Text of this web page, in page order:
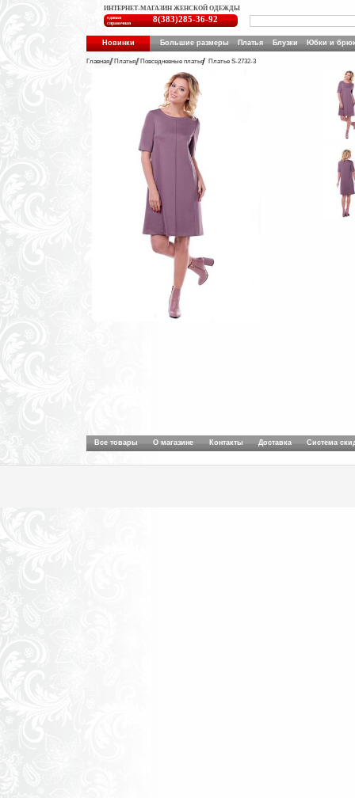
ИНТЕРНЕТ-МАГАЗИН ЖЕНСКОЙ ОДЕЖДЫ
единая
справочная
8(383)285-36-92
Новинки Большие размеры Платья Блузки Юбки и
Главная Платья Повседневные платья Платье S-2732-3
Все товары О магазине Контакты Доставка Система